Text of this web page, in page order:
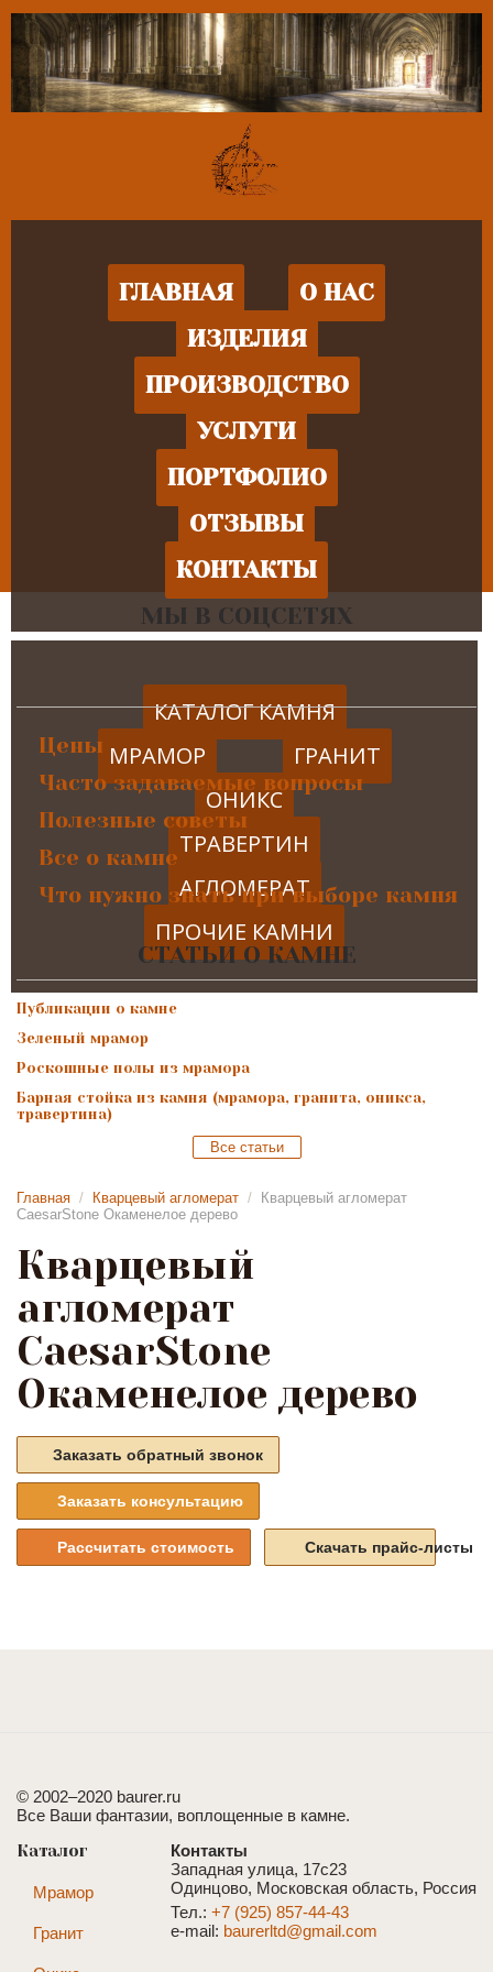
ГЛАВНАЯ
О НАС
ИЗДЕЛИЯ
ПРОИЗВОДСТВО
УСЛУГИ
ПОРТФОЛИО
ОТЗЫВЫ
КОНТАКТЫ
КАТАЛОГ КАМНЯ
МРАМОР
ГРАНИТ
ОНИКС
ТРАВЕРТИН
АГЛОМЕРАТ
ПРОЧИЕ КАМНИ
МЫ В СОЦСЕТЯХ
Цены
Часто задаваемые вопросы
Полезные советы
Все о камне
Что нужно знать при выборе камня
СТАТЬИ О КАМНЕ
Публикации о камне
Зеленый мрамор
Роскошные полы из мрамора
Барная стойка из камня (мрамора, гранита, оникса,
травертина)
Все статьи
Главная / Кварцевый агломерат /
Кварцевый агломерат
CaesarStone Окаменелое дерево
Кварцевый
агломерат
CaesarStone
Окаменелое дерево
Заказать обратный звонок
Заказать консультацию
Рассчитать стоимость Скачать прайс-листы
© 2002–2020 baurer.ru
Все Ваши фантазии, воплощенные в камне.
Контакты
Западная улица, 17с23
Одинцово, Московская область, Россия
Тел.: +7 (925) 857-44-43
e-mail: baurerltd@gmail.com
Каталог
Мрамор
Гранит